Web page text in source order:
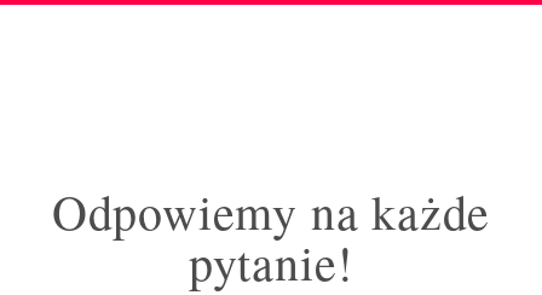
Odpowiemy na każde
pytanie!